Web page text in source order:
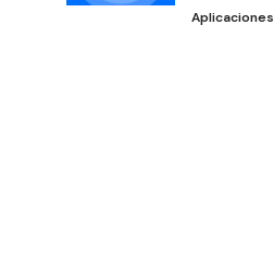
Aplicaciones